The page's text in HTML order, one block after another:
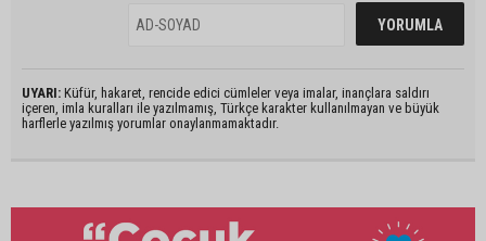
UYARI: Küfür, hakaret, rencide edici cümleler veya imalar, inançlara saldırı
içeren, imla kuralları ile yazılmamış, Türkçe karakter kullanılmayan ve büyük
harflerle yazılmış yorumlar onaylanmamaktadır.